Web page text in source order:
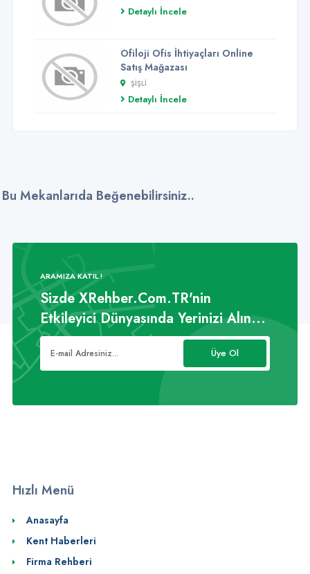
Detaylı İncele
Ofiloji Ofis İhtiyaçları Online
Satış Mağazası
ŞIŞLI
Detaylı İncele
Bu Mekanlarıda Beğenebilirsiniz..
ARAMIZA KATIL !
Sizde XRehber.Com.TR'nin
Etkileyici Dünyasında Yerinizi Alın...
Üye Ol
Hızlı Menü
Anasayfa
Kent Haberleri
Firma Rehberi